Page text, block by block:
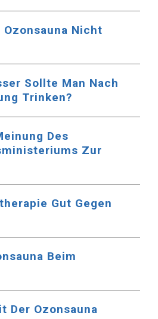
Ozonsauna Nicht
Sollte Man Nach
Trinken?
Des
Zur
Gut Gegen
Beim
Der Ozonsauna